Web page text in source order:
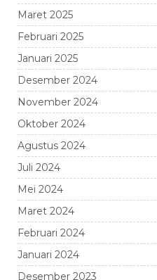
Maret 2025
Februari 2025
Januari 2025
Desember 2024
November 2024
Oktober 2024
Agustus 2024
Juli 2024
Mei 2024
Maret 2024
Februari 2024
Januari 2024
Desember 2023